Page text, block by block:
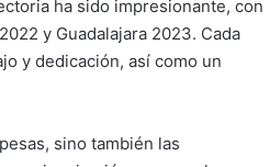
ha sido impresionante, con
y Guadalajara 2023. Cada
y dedicación, así como un
sino también las